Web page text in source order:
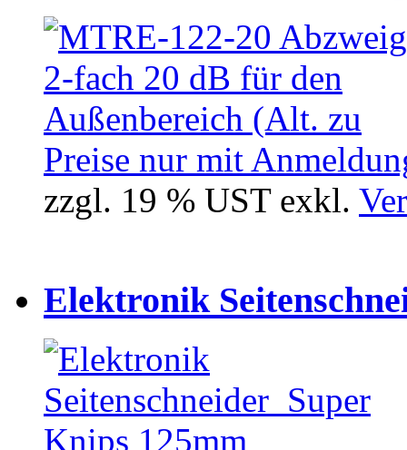
Preise nur mit
zzgl. 19 % UST exkl.
Elektronik